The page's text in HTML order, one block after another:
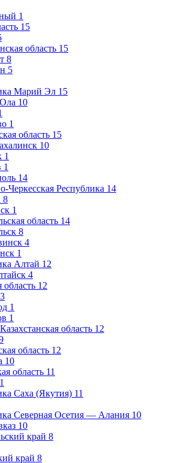
1
15
область 15
8
5
Марий Эл 15
10
1
область 15
10
1
1
14
Черкесская Республика 14
8
1
область 14
8
4
1
Алтай 12
4
область 12
3
1
1
область 12
область 12
10
область 11
Саха (Якутия) 11
Северная Осетия — Алания 10
10
край 8
край 8